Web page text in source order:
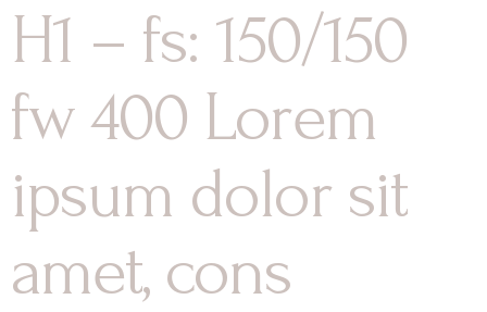
H1 – fs: 150/150
fw 400 Lorem
ipsum dolor sit
amet, cons